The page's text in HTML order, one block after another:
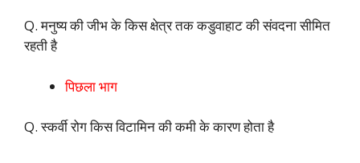
Q. मनुष्य की जीभ के किस क्षेत्र तक कडुवाहाट की संवदना सीमित
रहती है
पिछला भाग
Q. स्कर्वी रोग किस विटामिन की कमी के कारण होता है